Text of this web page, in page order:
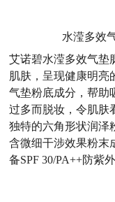
水滢多效
艾诺碧水滢多效气垫
肌肤，呈现健康明亮
气垫粉底成分，帮助
过多而脱妆，令肌肤
独特的六角形状润泽
含微细干涉效果粉末
备SPF 30/PA++防紫